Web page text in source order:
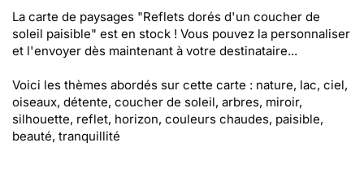
La carte de paysages "Reflets dorés d'un coucher de
soleil paisible" est en stock ! Vous pouvez la personnaliser
et l'envoyer dès maintenant à votre destinataire...
Voici les thèmes abordés sur cette carte : nature, lac, ciel,
oiseaux, détente, coucher de soleil, arbres, miroir,
silhouette, reflet, horizon, couleurs chaudes, paisible,
beauté, tranquillité